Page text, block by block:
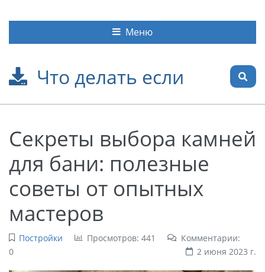
Что делать если
Меню
Секреты выбора камней
для бани: полезные
советы от опытных
мастеров
Постройки Просмотров: 441
Комментарии:
0
2 июня 2023 г.